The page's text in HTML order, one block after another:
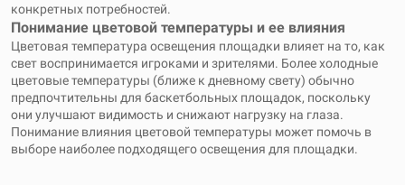
конкретных потребностей.
Понимание цветовой температуры и ее влияния
Цветовая температура освещения площадки влияет на то, как
свет воспринимается игроками и зрителями. Более холодные
цветовые температуры (ближе к дневному свету) обычно
предпочтительны для баскетбольных площадок, поскольку
они улучшают видимость и снижают нагрузку на глаза.
Понимание влияния цветовой температуры может помочь в
выборе наиболее подходящего освещения для площадки.